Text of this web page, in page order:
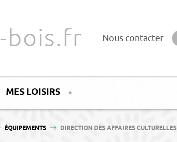
bois.fr Nous contacter
MES LOISIRS
:
ÉQUIPEMENTS DIRECTION DES AFFAIRES CULTURELLES